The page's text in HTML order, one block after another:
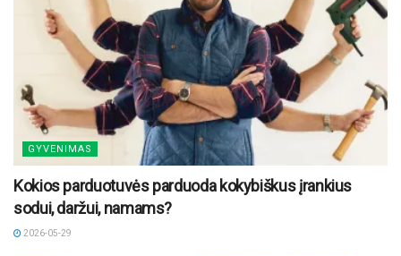
GYVENIMAS
Kokios parduotuvės parduoda kokybiškus įrankius
sodui, daržui, namams?
2026-05-29